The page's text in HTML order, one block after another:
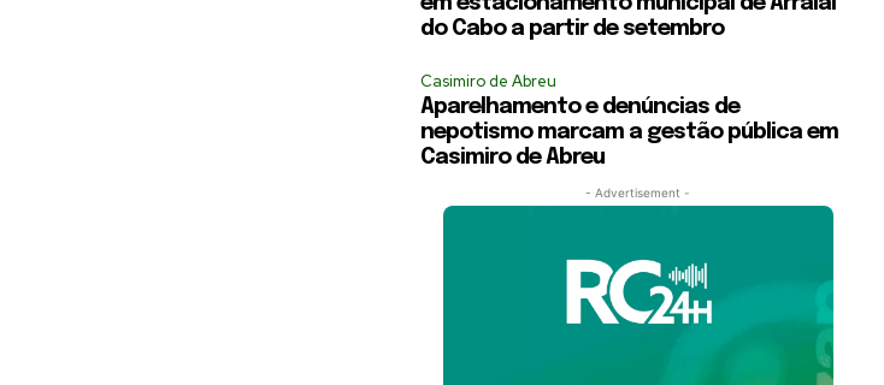
do Cabo a partir de setembro
Casimiro de Abreu
Aparelhamento e denúncias de
nepotismo marcam a gestão pública em
Casimiro de Abreu
- Advertisement -